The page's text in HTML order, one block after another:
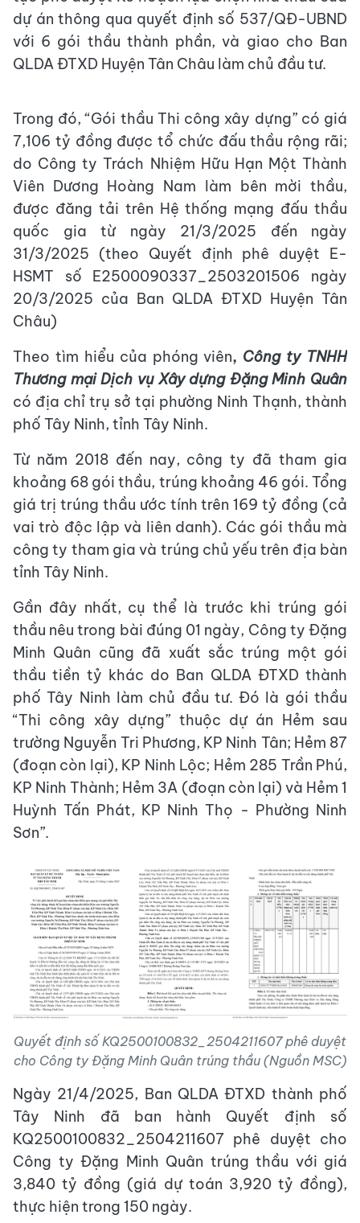
dự án thông qua quyết định số 537/QĐ-UBND
với 6 gói thầu thành phần, và giao cho Ban
QLDA ĐTXD Huyện Tân Châu làm chủ đầu tư.
Trong đó, “Gói thầu Thi công xây dựng” có giá
7,106 tỷ đồng được tổ chức đấu thầu rộng rãi;
do Công ty Trách Nhiệm Hữu Hạn Một Thành
Viên Dương Hoàng Nam làm bên mời thầu,
được đăng tải trên Hệ thống mạng đấu thầu
quốc gia từ ngày 21/3/2025 đến ngày
31/3/2025 (theo Quyết định phê duyệt E-
HSMT số E2500090337_2503201506 ngày
20/3/2025 của Ban QLDA ĐTXD Huyện Tân
Châu)
Theo tìm hiểu của phóng viên, Công ty TNHH
Thương mại Dịch vụ Xây dựng Đặng Minh Quân
có địa chỉ trụ sở tại phường Ninh Thạnh, thành
phố Tây Ninh, tỉnh Tây Ninh.
Từ năm 2018 đến nay, công ty đã tham gia
khoảng 68 gói thầu, trúng khoảng 46 gói. Tổng
giá trị trúng thầu ước tính trên 169 tỷ đồng (cả
vai trò độc lập và liên danh). Các gói thầu mà
công ty tham gia và trúng chủ yếu trên địa bàn
tỉnh Tây Ninh.
Gần đây nhất, cụ thể là trước khi trúng gói
thầu nêu trong bài đúng 01 ngày, Công ty Đặng
Minh Quân cũng đã xuất sắc trúng một gói
thầu tiền tỷ khác do Ban QLDA ĐTXD thành
phố Tây Ninh làm chủ đầu tư. Đó là gói thầu
“Thi công xây dựng” thuộc dự án Hẻm sau
trường Nguyễn Tri Phương, KP Ninh Tân; Hẻm 87
(đoạn còn lại), KP Ninh Lộc; Hẻm 285 Trần Phú,
KP Ninh Thành; Hẻm 3A (đoạn còn lại) và Hẻm 1
Huỳnh Tấn Phát, KP Ninh Thọ - Phường Ninh
Sơn”.
Quyết định số KQ2500100832_2504211607 phê duyệt
cho Công ty Đặng Minh Quân trúng thầu (Nguồn MSC)
Ngày 21/4/2025, Ban QLDA ĐTXD thành phố
Tây Ninh đã ban hành Quyết định số
KQ2500100832_2504211607 phê duyệt cho
Công ty Đặng Minh Quân trúng thầu với giá
3,840 tỷ đồng (giá dự toán 3,920 tỷ đồng),
thực hiện trong 150 ngày.